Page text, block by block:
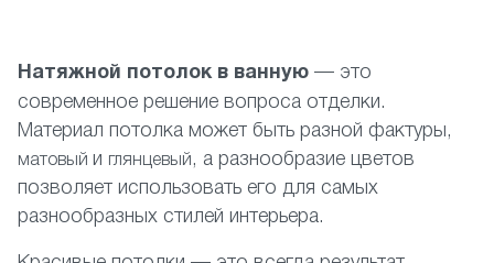
Натяжной потолок в ванную — это
современное решение вопроса отделки.
Материал потолка может быть разной фактуры,
матовый и глянцевый , а разнообразие цветов
позволяет использовать его для самых
разнообразных стилей интерьера.